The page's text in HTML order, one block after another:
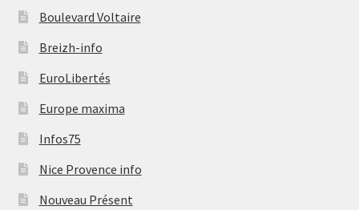
Boulevard Voltaire
Breizh-info
EuroLibertés
Europe maxima
Infos75
Nice Provence info
Nouveau Présent